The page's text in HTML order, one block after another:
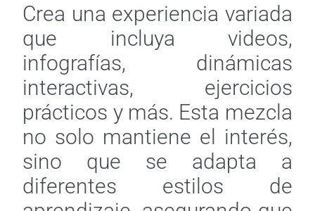
Crea una experiencia variada
que incluya videos,
infografías, dinámicas
interactivas, ejercicios
prácticos y más. Esta mezcla
no solo mantiene el interés,
sino que se adapta a
diferentes estilos de